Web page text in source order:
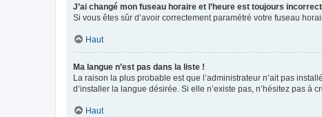
J’ai changé mon fuseau horaire et l’heure est toujours
Si vous êtes sûr d’avoir correctement paramétré votre fuseau
Haut
Ma langue n’est pas dans la liste !
La raison la plus probable est que l’administrateur n’ait pas
d’installer la langue désirée. Si elle n’existe pas, n’hésitez pas à
Haut